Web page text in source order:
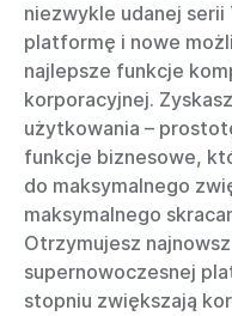
niezwykle udanej
platformę i nowe
najlepsze funkcje
korporacyjnej.
użytkowania –
funkcje biznesowe,
do maksymalnego
maksymalnego
Otrzymujesz
supernowoczesnej
stopniu zwiększają